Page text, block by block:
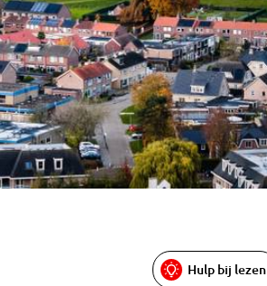
Hulp bij lezen